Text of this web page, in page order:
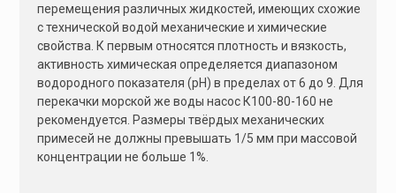
перемещения различных жидкостей, имеющих схожие
с технической водой механические и химические
свойства. К первым относятся плотность и вязкость,
активность химическая определяется диапазоном
водородного показателя (рН) в пределах от 6 до 9. Для
перекачки морской же воды насос К100-80-160 не
рекомендуется. Размеры твёрдых механических
примесей не должны превышать 1/5 мм при массовой
концентрации не больше 1%.